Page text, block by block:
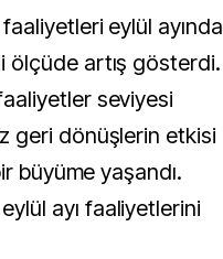
eylül ayında
ölçüde artış gösterdi.
seviyesi
geri dönüşlerin etkisi
büyüme yaşandı.
ayı faaliyetlerini